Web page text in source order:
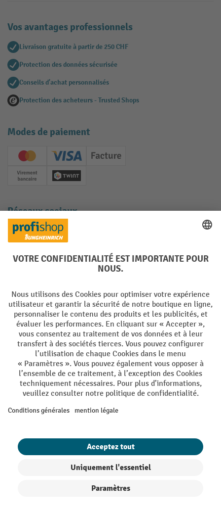
Vos avantages professionnels
Livraison gratuite à partir de 250 CHF
Protection des données sécurisée
Conseils d'achat personnalisés
Protection des acheteurs - Trusted Shops
Modes de paiement
Creditcard (Master)Creditcard (Visa)
Facture
Paiement anticipé
Twint
Réseaux sociaux
Facebook
YouTube
LinkedInInstagram
Conditions générales de vente Mentions Légales
Protection des Données Politique de cookies
All prices excl. VAT plusshipping costsand possible delivery charges,
if not stated otherwise.
s'applique pas aux prix spéciaux. Il n'est pas possible de le combiner
newsletter. Le bon, valable 10 jours, peut être utilisé en ligne pour
toute commande d'un montant net minimum de CHF 250. Le
pourcentage de remise varie selon la catégorie de produits, pouvant
atteindre jusqu'à 10 %. Les transpalettes électriques, les gerbeurs
exclus de cette offre. Cette réduction ne peut pas être cumulée avec